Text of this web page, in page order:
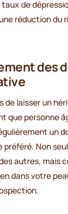
de
réduction du
des
de laisser un
que personne
un
préféré. Non
autres, mais
dans votre